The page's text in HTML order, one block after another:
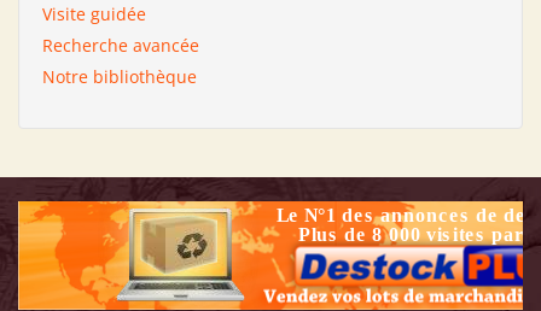
Visite guidée
Recherche avancée
Notre bibliothèque